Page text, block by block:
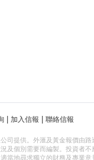
加入信報 聯絡信報
司提供。外滙及黃金報價由路
及個別需要而編製。投資者
當地尋求獨立的財務及專業